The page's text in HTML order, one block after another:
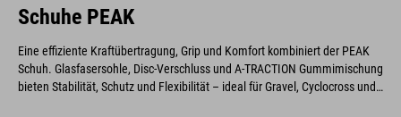
Schuhe PEAK
Eine effiziente Kraftübertragung, Grip und Komfort kombiniert der PEAK
Schuh. Glasfasersohle, Disc-Verschluss und A-TRACTION Gummimischung
bieten Stabilität, Schutz und Flexibilität – ideal für Gravel, Cyclocross und